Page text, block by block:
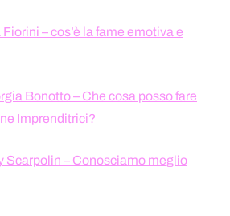
– cos’è la fame emotiva e
Bonotto – Che cosa posso fare
Imprenditrici?
Scarpolin – Conosciamo meglio